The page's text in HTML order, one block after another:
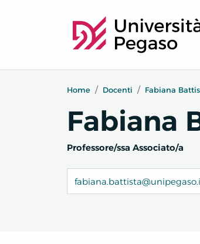
Home Docenti Fabiana
Fabiana
Professore/ssa Associato/a